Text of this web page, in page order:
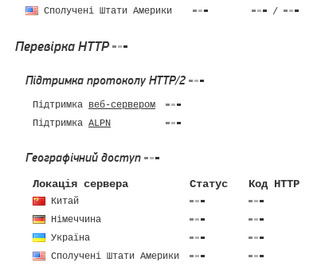
Сполучені Штати Америки
/
Перевірка HTTP
Підтримка протоколу HTTP/2
Підтримка веб-сервером
Підтримка ALPN
Географічний доступ
Локація сервера Статус Код HTTP
Китай
Німеччина
Україна
Сполучені Штати Америки